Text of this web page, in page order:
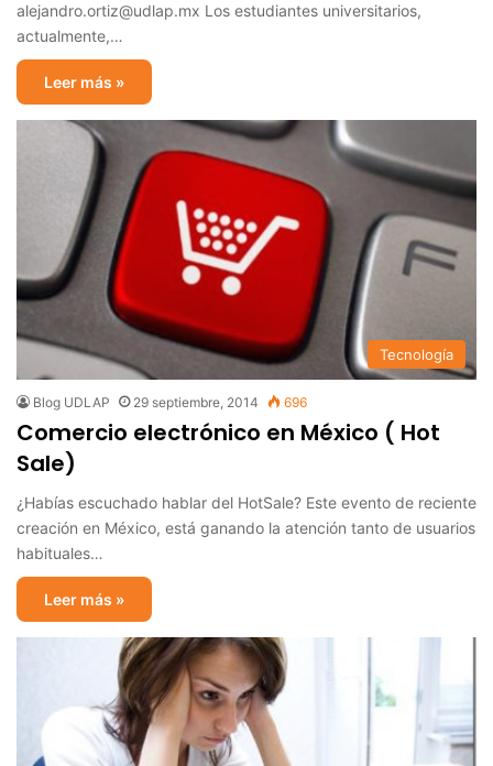
alejandro.ortiz@udlap.mx Los estudiantes universitarios,
actualmente,…
Leer más »
Tecnología
Blog UDLAP 29 septiembre, 2014 696
Comercio electrónico en México ( Hot
Sale)
¿Habías escuchado hablar del HotSale? Este evento de reciente
creación en México, está ganando la atención tanto de usuarios
habituales…
Leer más »